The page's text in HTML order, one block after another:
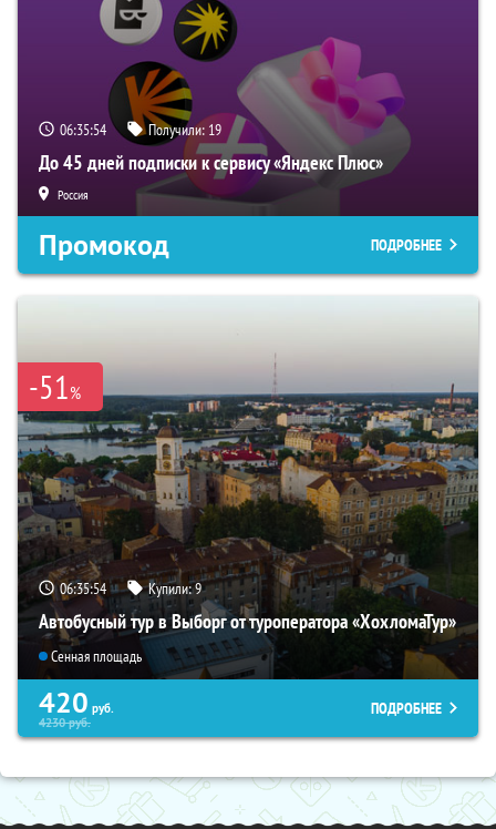
06:35:53 Получили: 19
До 45 дней подписки к сервису «Яндекс Плюс»
Россия
Промокод ПОДРОБНЕЕ
-51%
06:35:53 Купили:9
Автобусный тур в Выборг от туроператора «ХохломаТур»
Сенная площадь
420 руб.
4230руб.
ПОДРОБНЕЕ